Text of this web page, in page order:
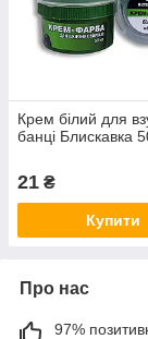
Крем білий для
банці Блискавка
21 ₴
Купити
Про нас
97%